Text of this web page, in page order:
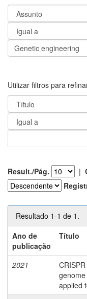
Utilizar filtros para
Result./Pág. |
Resultado 1-1 de 1.
Ano de
publicação
Título
2021
applied